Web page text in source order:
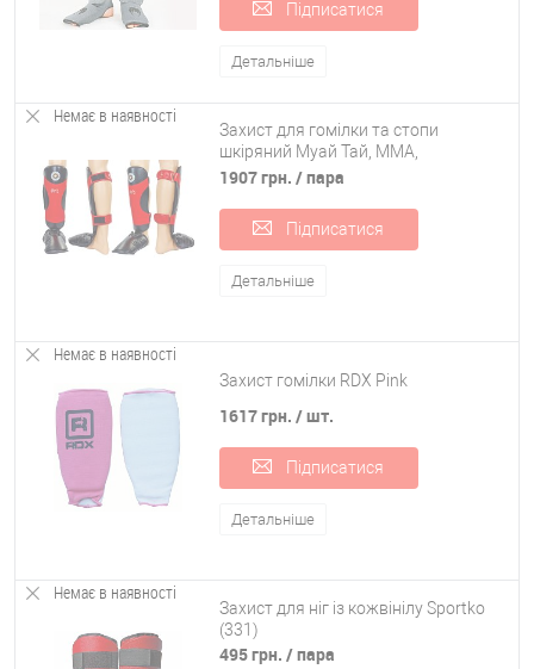
Підписатися
Детальніше
Немає в наявності
Захист для гомілки та стопи
шкіряний Муай Тай, ММА,
Кікбоксинг RIVAL MA-6005
1907 грн. / пара
Підписатися
Детальніше
Немає в наявності
Захист гомілки RDX Pink
1617 грн. / шт.
Підписатися
Детальніше
Немає в наявності
Захист для ніг із кожвінілу Sportko
(331)
495 грн. / пара